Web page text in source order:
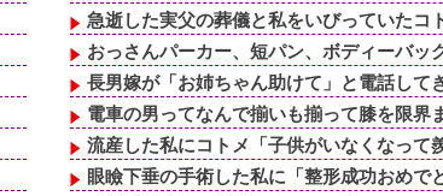
急逝した実父の葬儀と私をいびっていたコ
おっさんパーカー、短パン、ボディーバッ
長男嫁が「お姉ちゃん助けて」と電話して
電車の男ってなんで揃いも揃って膝を限界
流産した私にコトメ「子供がいなくなって
眼瞼下垂の手術した私に「整形成功おめで